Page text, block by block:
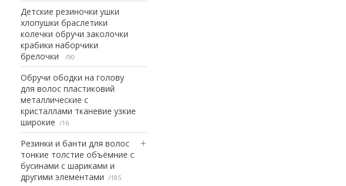
Детские резиночки ушки
хлопушки браслетики
колечки обручи заколочки
крабики наборчики
брелочки
90
Обручи ободки на голову
для волос пластиковий
металлические с
кристаллами тканевие узкие
широкие
16
Резинки и банти для волос
тонкие толстие объёмние с
бусинами с шариками и
другими элементами
185